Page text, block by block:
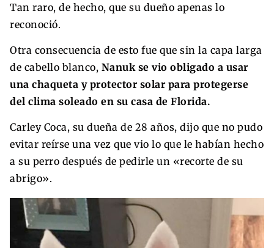
Tan raro, de hecho, que su dueño apenas lo
reconoció.
Otra consecuencia de esto fue que sin la capa larga
de cabello blanco, Nanuk se vio obligado a usar
una chaqueta y protector solar para protegerse
del clima soleado en su casa de Florida.
Carley Coca, su dueña de 28 años, dijo que no pudo
evitar reírse una vez que vio lo que le habían hecho
a su perro después de pedirle un «recorte de su
abrigo».